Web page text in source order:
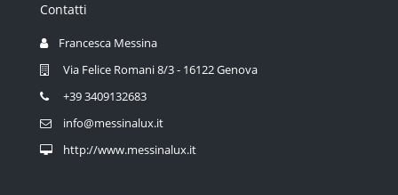
Contatti
Francesca Messina
Via Felice Romani 8/3 - 16122 Genova
+39 3409132683
info@messinalux.it
http://www.messinalux.it